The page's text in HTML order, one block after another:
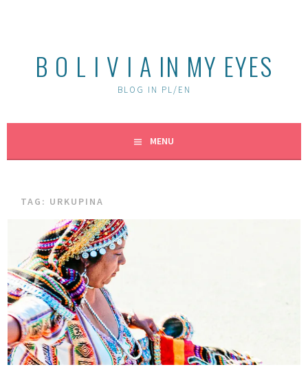
B O L I V I A IN MY EYES
BLOG IN PL/EN
MENU
TAG: URKUPINA